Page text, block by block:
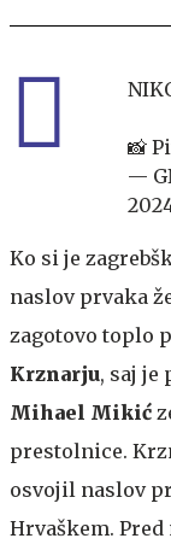
📸
—
Ko si je
naslov prvaka
zagotovo toplo
Krznarju, saj je
Mihael Mikić
prestolnice.
osvojil naslov
Hrvaškem.